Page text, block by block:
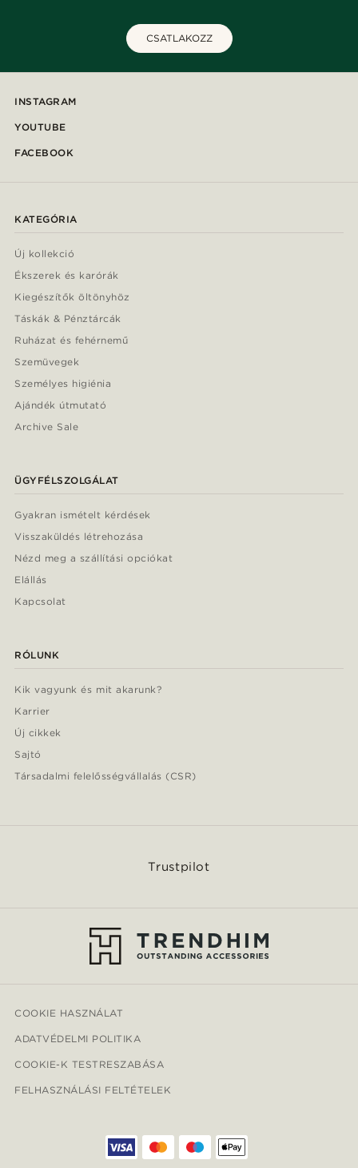
CSATLAKOZZ
INSTAGRAM
YOUTUBE
FACEBOOK
KATEGÓRIA
Új kollekció
Ékszerek és karórák
Kiegészítők öltönyhöz
Táskák & Pénztárcák
Ruházat és fehérnemű
Szemüvegek
Személyes higiénia
Ajándék útmutató
Archive Sale
ÜGYFÉLSZOLGÁLAT
Gyakran ismételt kérdések
Visszaküldés létrehozása
Nézd meg a szállítási opciókat
Elállás
Kapcsolat
RÓLUNK
Kik vagyunk és mit akarunk?
Karrier
Új cikkek
Sajtó
Társadalmi felelősségvállalás (CSR)
Trustpilot
COOKIE HASZNÁLAT
ADATVÉDELMI POLITIKA
COOKIE-K TESTRESZABÁSA
FELHASZNÁLÁSI FELTÉTELEK